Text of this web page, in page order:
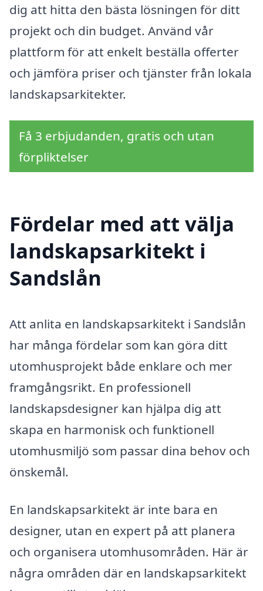
dig att hitta den bästa lösningen för ditt
projekt och din budget. Använd vår
plattform för att enkelt beställa offerter
och jämföra priser och tjänster från lokala
landskapsarkitekter.
Få 3 erbjudanden, gratis och utan
förpliktelser
Fördelar med att välja
landskapsarkitekt i
Sandslån
Att anlita en landskapsarkitekt i Sandslån
har många fördelar som kan göra ditt
utomhusprojekt både enklare och mer
framgångsrikt. En professionell
landskapsdesigner kan hjälpa dig att
skapa en harmonisk och funktionell
utomhusmiljö som passar dina behov och
önskemål.
En landskapsarkitekt är inte bara en
designer, utan en expert på att planera
och organisera utomhusområden. Här är
några områden där en landskapsarkitekt